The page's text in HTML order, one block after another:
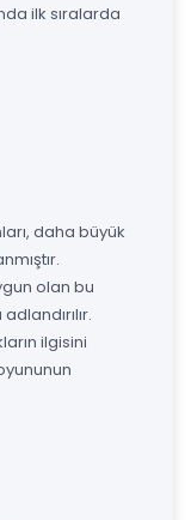
ilk sıralarda
daha büyük
olan bu
ilgisini